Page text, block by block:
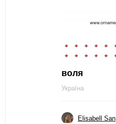
воля
Україна
Elisabell San